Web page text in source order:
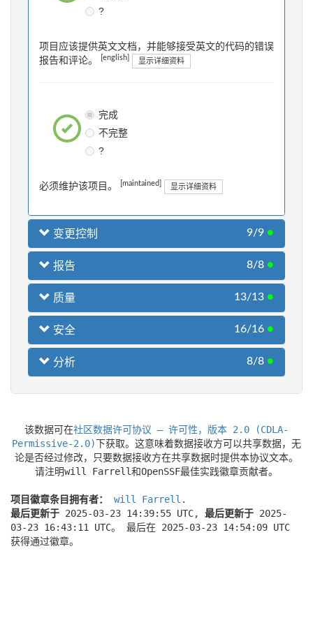
?
项目应该提供英文文档，并能够接受英文的代码的错误
报告和评论。
[english] 显示详细资料
完成
不完整
?
必须维护该项目。 [maintained] 显示详细资料
变更控制 9/9 ●
报告 8/8 ●
质量 13/13 ●
安全 16/16 ●
分析 8/8 ●
该数据可在社区数据许可协议 – 许可性，版本 2.0 (CDLA-
Permissive-2.0)下获取。这意味着数据接收方可以共享数据，无
论是否经过修改，只要数据接收方在共享数据时提供本协议文本。
请注明will Farrell和OpenSSF最佳实践徽章贡献者。
项目徽章条目拥有者： will Farrell .
最后更新于 2025-03-23 14:39:55 UTC, 最后更新于 2025-
03-23 16:43:11 UTC。 最后在 2025-03-23 14:54:09 UTC
获得通过徽章。